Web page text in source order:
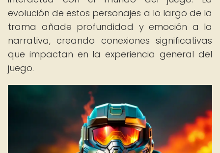
evolución de estos personajes a lo largo de la
trama añade profundidad y emoción a la
narrativa, creando conexiones significativas
que impactan en la experiencia general del
juego.